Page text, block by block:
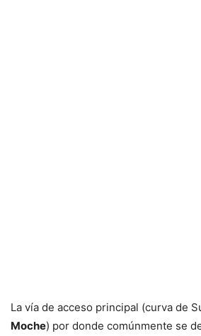
La vía de acceso principal (curva de
Moche) por donde comúnmente se